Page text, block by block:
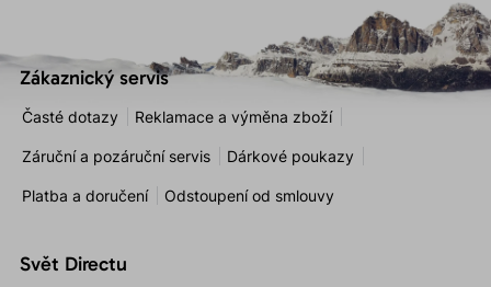
Zákaznický servis
Časté dotazy Reklamace a výměna zboží
Záruční a pozáruční servis Dárkové poukazy
Platba a doručení Odstoupení od smlouvy
Svět Directu